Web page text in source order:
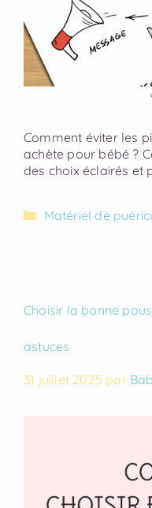
Comment éviter les
achète pour bébé ?
des choix éclairés et
Matériel de
Choisir la bonne
astuces
31 juillet 2025 par